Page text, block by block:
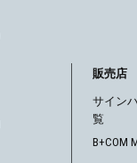
販売店
サイン
覧
B+COM